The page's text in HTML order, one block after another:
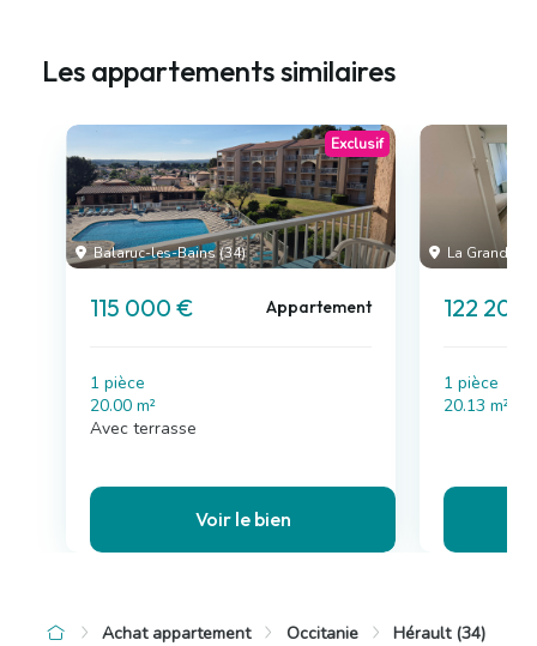
Les appartements similaires
Balaruc-les-Bains (34)
Exclusif
115 000 € Appartement
1 pièce
20.00 m²
Avec terrasse
Voir le bien
La Grande-
122 200
1 pièce
20.13 m²
Achat appartement Occitanie
Hérault (34)